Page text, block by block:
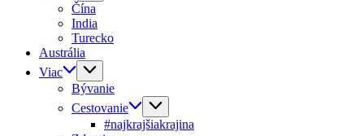
Čína
India
Turecko
Austrália
Viac
Bývanie
Cestovanie
#najkrajšiakrajina